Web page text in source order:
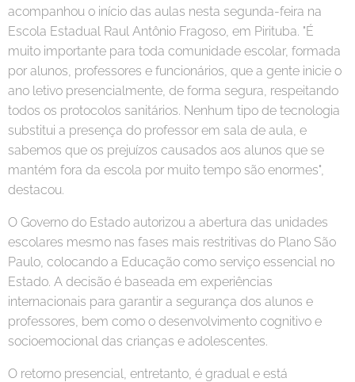
acompanhou o início das aulas nesta segunda-feira na
Escola Estadual Raul Antônio Fragoso, em Pirituba. "É
muito importante para toda comunidade escolar, formada
por alunos, professores e funcionários, que a gente inicie o
ano letivo presencialmente, de forma segura, respeitando
todos os protocolos sanitários. Nenhum tipo de tecnologia
substitui a presença do professor em sala de aula, e
sabemos que os prejuízos causados aos alunos que se
mantém fora da escola por muito tempo são enormes",
destacou.
O Governo do Estado autorizou a abertura das unidades
escolares mesmo nas fases mais restritivas do Plano São
Paulo, colocando a Educação como serviço essencial no
Estado. A decisão é baseada em experiências
internacionais para garantir a segurança dos alunos e
professores, bem como o desenvolvimento cognitivo e
socioemocional das crianças e adolescentes.
O retorno presencial, entretanto, é gradual e está